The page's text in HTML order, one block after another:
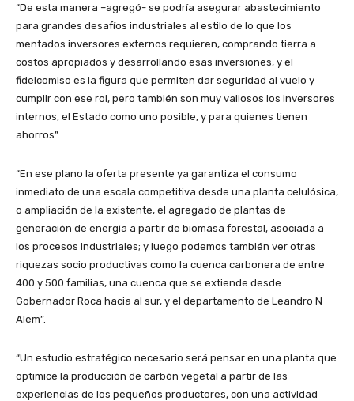
“De esta manera –agregó- se podría asegurar abastecimiento
para grandes desafíos industriales al estilo de lo que los
mentados inversores externos requieren, comprando tierra a
costos apropiados y desarrollando esas inversiones, y el
fideicomiso es la figura que permiten dar seguridad al vuelo y
cumplir con ese rol, pero también son muy valiosos los inversores
internos, el Estado como uno posible, y para quienes tienen
ahorros”.
“En ese plano la oferta presente ya garantiza el consumo
inmediato de una escala competitiva desde una planta celulósica,
o ampliación de la existente, el agregado de plantas de
generación de energía a partir de biomasa forestal, asociada a
los procesos industriales; y luego podemos también ver otras
riquezas socio productivas como la cuenca carbonera de entre
400 y 500 familias, una cuenca que se extiende desde
Gobernador Roca hacia al sur, y el departamento de Leandro N
Alem”.
“Un estudio estratégico necesario será pensar en una planta que
optimice la producción de carbón vegetal a partir de las
experiencias de los pequeños productores, con una actividad